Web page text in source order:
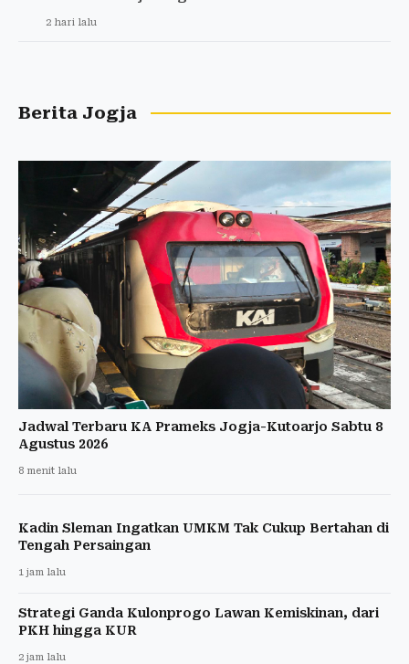
2 hari lalu
Berita Jogja
Jadwal Terbaru KA Prameks Jogja-Kutoarjo Sabtu 8
Agustus 2026
8 menit lalu
Kadin Sleman Ingatkan UMKM Tak Cukup Bertahan di
Tengah Persaingan
1 jam lalu
Strategi Ganda Kulonprogo Lawan Kemiskinan, dari
PKH hingga KUR
2 jam lalu